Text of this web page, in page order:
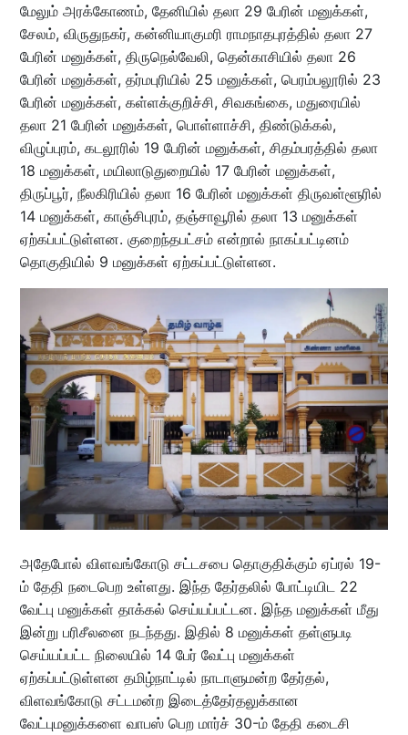
மேலும் அரக்கோணம், தேனியில் தலா 29 பேரின் மனுக்கள்,
சேலம், விருதுநகர், கன்னியாகுமரி ராமநாதபுரத்தில் தலா 27
பேரின் மனுக்கள், திருநெல்வேலி, தென்காசியில் தலா 26
பேரின் மனுக்கள், தர்மபுரியில் 25 மனுக்கள், பெரம்பலூரில் 23
பேரின் மனுக்கள், கள்ளக்குறிச்சி, சிவகங்கை, மதுரையில்
தலா 21 பேரின் மனுக்கள், பொள்ளாச்சி, திண்டுக்கல்,
விழுப்புரம், கடலூரில் 19 பேரின் மனுக்கள், சிதம்பரத்தில் தலா
18 மனுக்கள், மயிலாடுதுறையில் 17 பேரின் மனுக்கள்,
திருப்பூர், நீலகிரியில் தலா 16 பேரின் மனுக்கள் திருவள்ளூரில்
14 மனுக்கள், காஞ்சிபுரம், தஞ்சாவூரில் தலா 13 மனுக்கள்
ஏற்கப்பட்டுள்ளன. குறைந்தபட்சம் என்றால் நாகப்பட்டினம்
தொகுதியில் 9 மனுக்கள் ஏற்கப்பட்டுள்ளன.
அதேபோல் விளவங்கோடு சட்டசபை தொகுதிக்கும் ஏப்ரல் 19-
ம் தேதி நடைபெற உள்ளது. இந்த தேர்தலில் போட்டியிட 22
வேட்பு மனுக்கள் தாக்கல் செய்யப்பட்டன. இந்த மனுக்கள் மீது
இன்று பரிசீலனை நடந்தது. இதில் 8 மனுக்கள் தள்ளுபடி
செய்யப்பட்ட நிலையில் 14 பேர் வேட்பு மனுக்கள்
ஏற்கப்பட்டுள்ளன தமிழ்நாட்டில் நாடாளுமன்ற தேர்தல்,
விளவங்கோடு சட்டமன்ற இடைத்தேர்தலுக்கான
வேட்புமனுக்களை வாபஸ் பெற மார்ச் 30-ம் தேதி கடைசி